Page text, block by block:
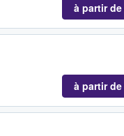
à partir de
à partir de